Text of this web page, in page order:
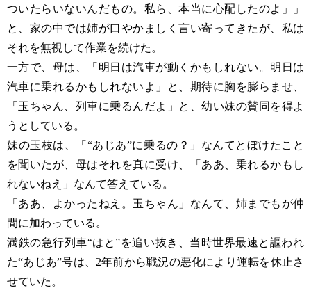
ついたらいないんだもの。私ら、本当に心配したのよ」」
と、家の中では姉が口やかましく言い寄ってきたが、私は
それを無視して作業を続けた。
一方で、母は、「明日は汽車が動くかもしれない。明日は
汽車に乗れるかもしれないよ」と、期待に胸を膨らませ、
「玉ちゃん、列車に乗るんだよ」と、幼い妹の賛同を得よ
うとしている。
妹の玉枝は、「“あじあ”に乗るの？」なんてとぼけたこと
を聞いたが、母はそれを真に受け、「ああ、乗れるかもし
れないねえ」なんて答えている。
「ああ、よかったねえ。玉ちゃん」なんて、姉までもが仲
間に加わっている。
満鉄の急行列車“はと”を追い抜き、当時世界最速と謳われ
た“あじあ”号は、2年前から戦況の悪化により運転を休止さ
せていた。